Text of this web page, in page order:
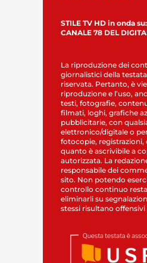
STILE TV HD in onda su:
CANALE 78 DEL
La riproduzione dei
giornalistici della testata
riservata. Pertanto, è
riproduzione e l’uso,
testi, fotografie,
filmati, loghi, grafiche
pubblicitarie, con
elettronico/digitale o
fotocopie, registrazioni,
quanto è ascrivibile a
autorizzata. La
responsabile dei
sito. Non potendo
controllo continuo
eliminarli su
stessi risultano offensivi